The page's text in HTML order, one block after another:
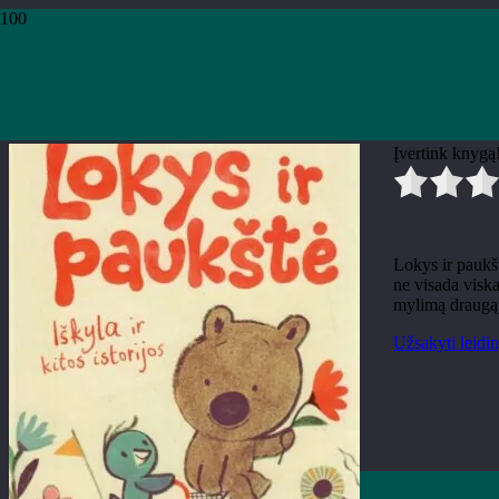
Pradžia
Jarvis „Lokys ir paukštė.
Įvertink knygą!
Lokys ir
ne visada
mylimą
Užsakyti